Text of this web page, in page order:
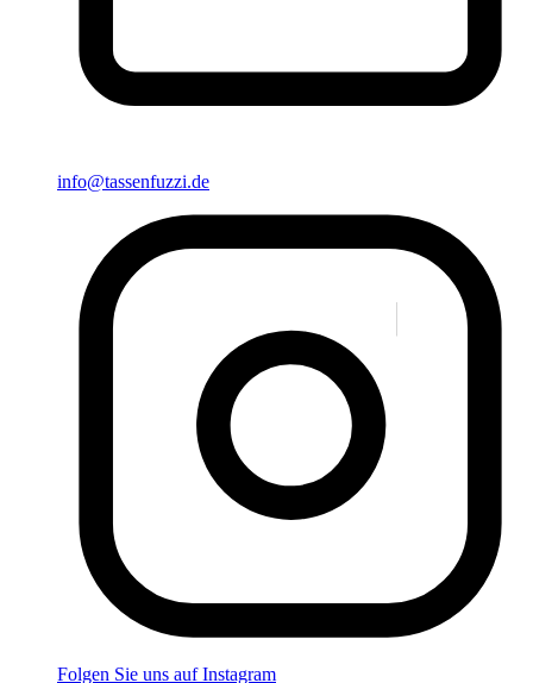
info@tassenfuzzi.de
Folgen Sie uns auf Instagram